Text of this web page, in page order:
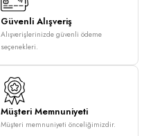
Güvenli Alışveriş
Alışverişlerinizde güvenli ödeme
seçenekleri.
Müşteri Memnuniyeti
Müşteri memnuniyeti önceliğimizdir.